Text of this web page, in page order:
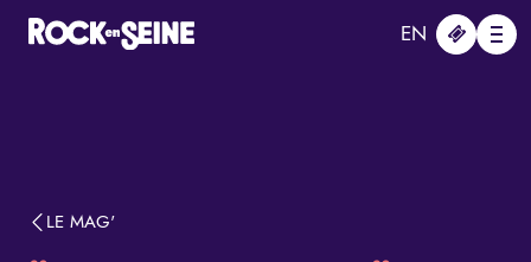
Aller au contenu principal
EN
LE MAG'
Panneau de gestion des cookies